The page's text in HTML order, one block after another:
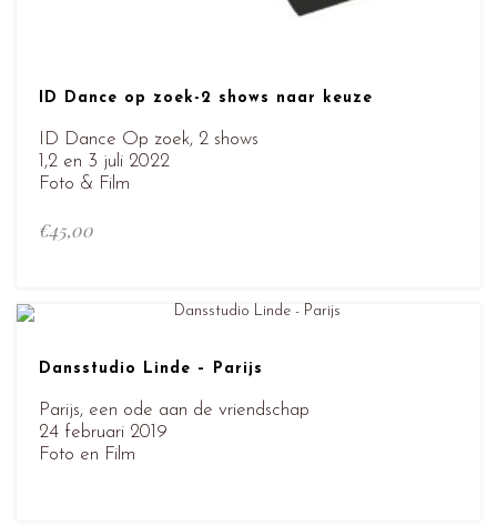
ID Dance op zoek-2 shows naar keuze
ID Dance Op zoek, 2 shows
1,2 en 3 juli 2022
Foto & Film
€45,00
Dansstudio Linde – Parijs
Parijs, een ode aan de vriendschap
24 februari 2019
Foto en Film